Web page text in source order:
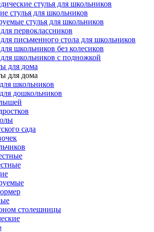
стулья для школьников
стулья для школьников
стулья для школьников
первоклассников
письменного стола для школьников
школьников без колесиков
школьников с подножкой
для дома
для дома
школьников
дошкольников
сада
столешницы